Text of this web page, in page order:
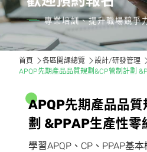
專業培訓、提升職場競爭
首頁 各區開課總覽
設計/研發管理
APQP先期產品品質規劃&CP管制計劃
APQP先期 產品品質
劃 &PPAP生產性零
學習APQP、CP、PPAP基